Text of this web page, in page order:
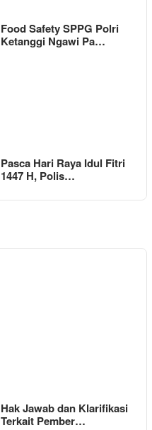
Food Safety SPPG Polri
Ketanggi Ngawi Pa…
Pasca Hari Raya Idul Fitri
1447 H, Polis…
Hak Jawab dan Klarifikasi
Terkait Pember…